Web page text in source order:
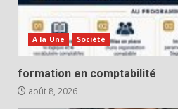
A la Une Société
formation en comptabilité
août 8, 2026